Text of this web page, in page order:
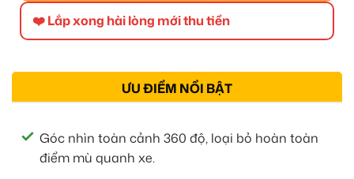
❤️ Lắp xong hài lòng mới thu tiền
ƯU ĐIỂM NỔI BẬT
Góc nhìn toàn cảnh 360 độ, loại bỏ hoàn toàn
điểm mù quanh xe.